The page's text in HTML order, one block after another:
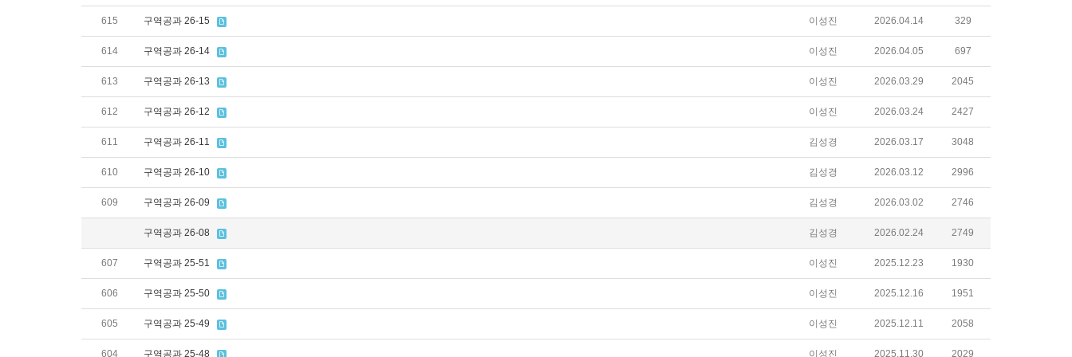
615 구역공과 26-15 이성진 2026.04.14 329
614 구역공과 26-14 이성진 2026.04.05 697
613 구역공과 26-13 이성진 2026.03.29 2045
612 구역공과 26-12 이성진 2026.03.24 2427
611 구역공과 26-11 김성경 2026.03.17 3048
610 구역공과 26-10 김성경 2026.03.12 2996
609 구역공과 26-09 김성경 2026.03.02 2746
구역공과 26-08 김성경 2026.02.24 2749
607 구역공과 25-51 이성진 2025.12.23 1930
606 구역공과 25-50 이성진 2025.12.16 1951
605 구역공과 25-49 이성진 2025.12.11 2058
604 구역공과 25-48 이성진 2025.11.30 2029